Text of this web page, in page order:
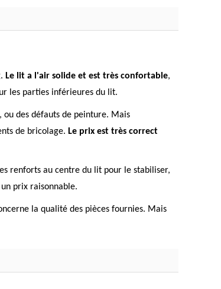
Le lit a l'air solide et est très confortable,
les parties inférieures du lit.
ou des défauts de peinture. Mais
de bricolage. Le prix est très correct
renforts au centre du lit pour le stabiliser,
prix raisonnable.
la qualité des pièces fournies. Mais